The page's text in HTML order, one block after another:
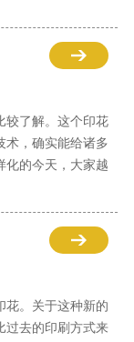
较了解。这个印花
术，确实能给诸多
化的今天，大家越
花。关于这种新的
过去的印刷方式来